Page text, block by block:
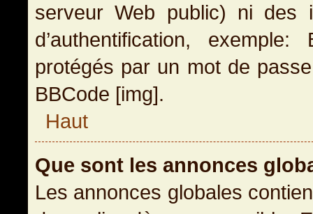
serveur Web public) ni des
d’authentification,
protégés par un mot de
BBCode [img].
Haut
Que sont les annonces
Les annonces globales